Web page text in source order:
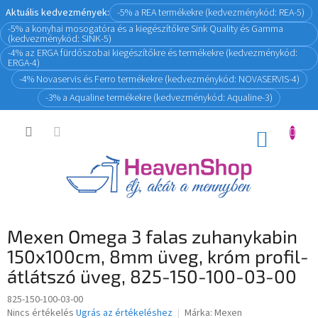
Ugrás
fő
tartalomhoz
Aktuális kedvezmények: -5% a REA termékekre (kedvezménykód: REA-5)
-5% a konyhai mosogatóra és a kiegészítőkre Sink Quality és Gamma
(kedvezménykód: SINK-5)
-4% az ERGA fürdőszobai kiegészítőkre és termékekre (kedvezménykód:
ERGA-4)
-4% Novaservis és Ferro termékekre (kedvezménykód: NOVASERVIS-4)
-3% a Aqualine termékekre (kedvezménykód: Aqualine-3)
KOSÁR
Mexen Omega 3 falas zuhanykabin
150x100cm, 8mm üveg, króm profil-
átlátszó üveg, 825-150-100-03-00
825-150-100-03-00
A
Nincs értékelés Ugrás az értékeléshez Márka: Mexen